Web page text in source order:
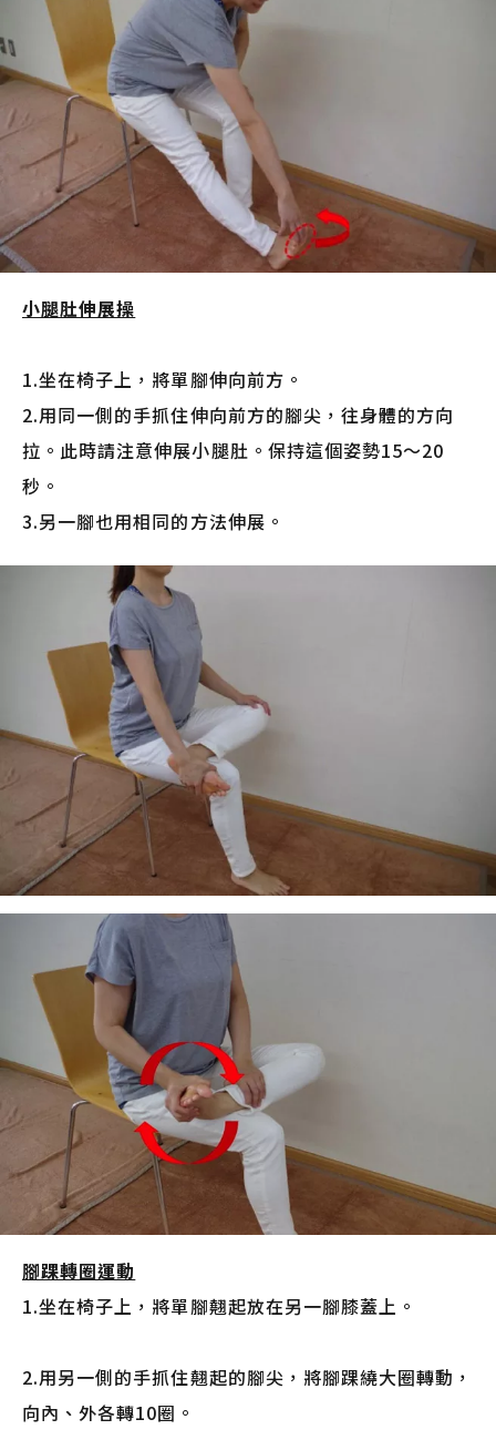
小腿肚伸展操
1.坐在椅子上，將單腳伸向前方。
2.用同一側的手抓住伸向前方的腳尖，往身體的方向
拉。此時請注意伸展小腿肚。保持這個姿勢15～20
秒。
3.另一腳也用相同的方法伸展。
腳踝轉圈運動
1.坐在椅子上，將單腳翹起放在另一腳膝蓋上。
2.用另一側的手抓住翹起的腳尖，將腳踝繞大圈轉動，
向內、外各轉10圈。